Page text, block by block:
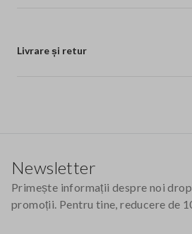
Livrare și retur
Newsletter
Primește informații despre noi
promoții. Pentru tine, reducere de